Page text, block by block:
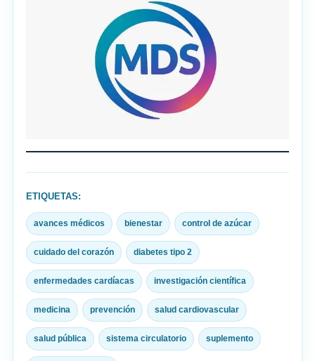
ETIQUETAS:
avances médicos bienestar control de azúcar
cuidado del corazón diabetes tipo 2
enfermedades cardíacas investigación científica
medicina prevención salud cardiovascular
salud pública sistema circulatorio suplemento